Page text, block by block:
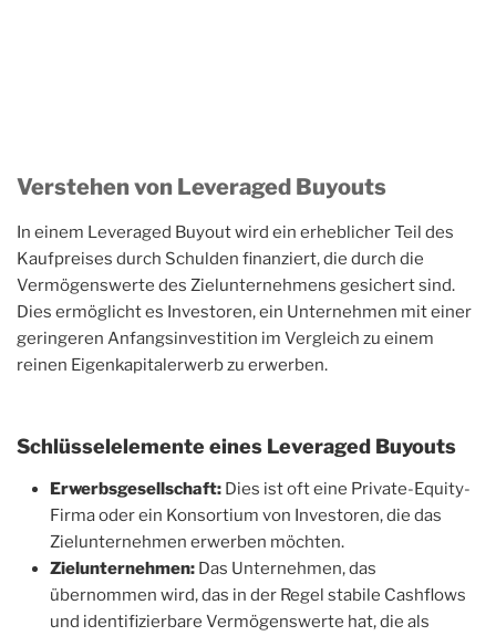
Verstehen von Leveraged Buyouts
In einem Leveraged Buyout wird ein erheblicher Teil des
Kaufpreises durch Schulden finanziert, die durch die
Vermögenswerte des Zielunternehmens gesichert sind.
Dies ermöglicht es Investoren, ein Unternehmen mit einer
geringeren Anfangsinvestition im Vergleich zu einem
reinen Eigenkapitalerwerb zu erwerben.
Schlüsselelemente eines Leveraged Buyouts
Erwerbsgesellschaft: Dies ist oft eine Private-Equity-
Firma oder ein Konsortium von Investoren, die das
Zielunternehmen erwerben möchten.
Zielunternehmen: Das Unternehmen, das
übernommen wird, das in der Regel stabile Cashflows
und identifizierbare Vermögenswerte hat, die als